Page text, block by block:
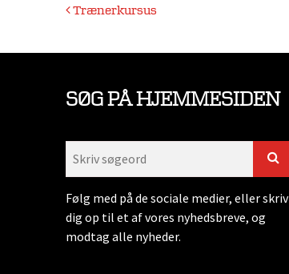
Indlægsnavigation
Trænerkursus
SØG PÅ HJEMMESIDEN
Følg med på de sociale medier, eller skriv
dig op til et af vores nyhedsbreve, og
modtag alle nyheder.